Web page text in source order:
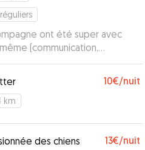
ont été super avec
(communication,
de Cookie avec un
pour notre chien). Merci
10€/nuit
km
des chiens
13€/nuit